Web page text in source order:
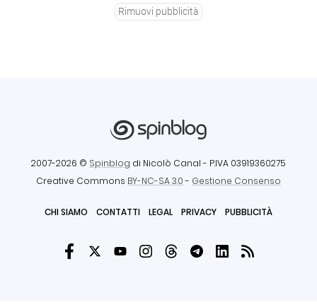
Rimuovi pubblicità
2007-2026 © Spinblog di Nicolò Canal - P.IVA 03919360275
Creative Commons BY-NC-SA 3.0- Gestione Consenso
CHI SIAMO CONTATTI LEGAL PRIVACY PUBBLICITÀ